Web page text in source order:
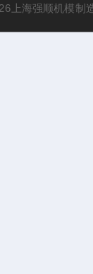
上海强顺机模制